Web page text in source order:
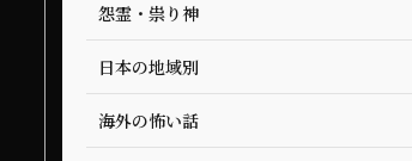
怨霊・祟り神
日本の地域別
海外の怖い話